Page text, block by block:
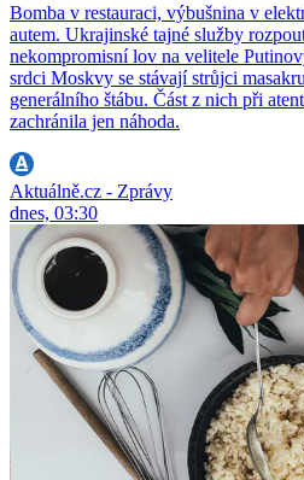
Bomba v restauraci, výbušnina v
autem. Ukrajinské tajné služby
nekompromisní lov na velitele
srdci Moskvy se stávají strůjci
generálního štábu. Část z nich při
zachránila jen náhoda.
Aktuálně.cz - Zprávy
dnes, 03:30